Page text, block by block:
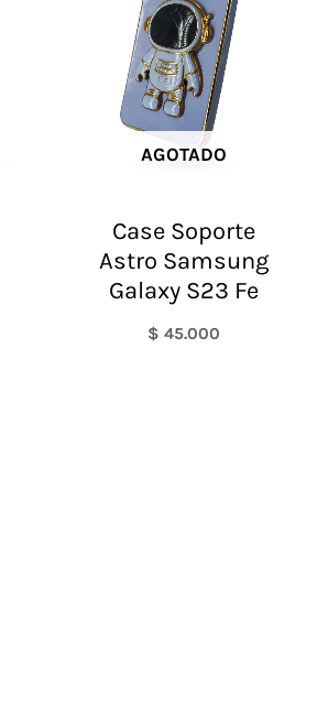
AGOTADO
Case Soporte
Astro Samsung
Galaxy S23 Fe
$ 45.000